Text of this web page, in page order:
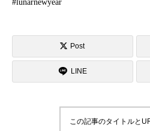
#lunarnewyear
Post
LINE
この記事のタイトルと